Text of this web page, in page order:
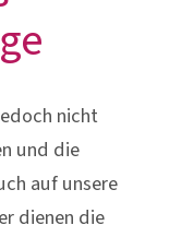
als
ab. Die
Bakterien
dass